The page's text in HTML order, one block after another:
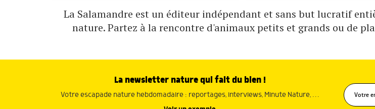
La Salamandre est un éditeur indépendant et sans but lucratif
nature. Partez à la rencontre d'animaux petits et grands ou de
La newsletter nature qui fait du bien !
Votre escapade nature hebdomadaire : reportages, interviews, Minute Nature, …